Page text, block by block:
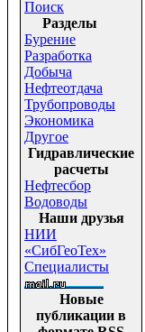
Поиск
Раздeлы
Бурение
Разработка
Добыча
Нефтеотдача
Трубопроводы
Экономика
Другое
Гидравлические
расчеты
Нефтесбор
Водоводы
Наши друзья
НИИ
«СибГеоТех»
Специалисты
Новые
публикации в